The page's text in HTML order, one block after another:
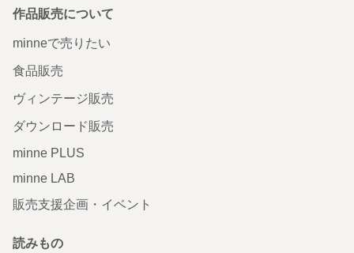
作品販売について
minneで売りたい
食品販売
ヴィンテージ販売
ダウンロード販売
minne PLUS
minne LAB
販売支援企画・イベント
読みもの